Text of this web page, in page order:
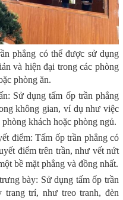
phẳng có thể được sử dụng
và hiện đại trong các phòng
phòng ăn.
Sử dụng tấm ốp trần phẳng
không gian, ví dụ như việc
khách hoặc phòng ngủ.
điểm: Tấm ốp trần phẳng có
điểm trên trần, như vết nứt
bề mặt phẳng và đồng nhất.
bày: Sử dụng tấm ốp trần
trí, như treo tranh, đèn